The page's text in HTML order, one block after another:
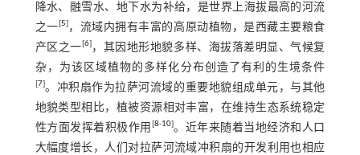
降水、融雪水、地下水为补给，是世界上海拔最高的河流
之一[5]，流域内拥有丰富的高原动植物，是西藏主要粮食
产区之一[6]，其因地形地貌多样、海拔落差明显、气候复
杂，为该区域植物的多样化分布创造了有利的生境条件
[7]。冲积扇作为拉萨河流域的重要地貌组成单元，与其他
地貌类型相比，植被资源相对丰富，在维持生态系统稳定
性方面发挥着积极作用 [8-10]。近年来随着当地经济和人口
大幅度增长，人们对拉萨河流域冲积扇的开发利用也相应